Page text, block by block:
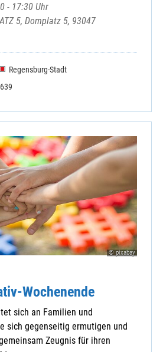
- 17:30 Uhr
5, Domplatz 5, 93047
Regensburg-Stadt
© pixabay
Wochenende
sich an Familien und
sich gegenseitig ermutigen und
Zeugnis für ihren